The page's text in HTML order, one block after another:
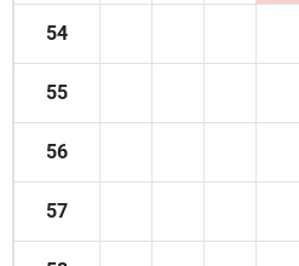
54
55
56
57